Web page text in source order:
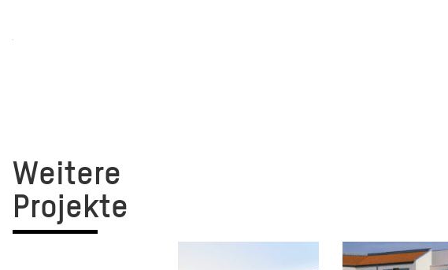
Weitere
Projekte